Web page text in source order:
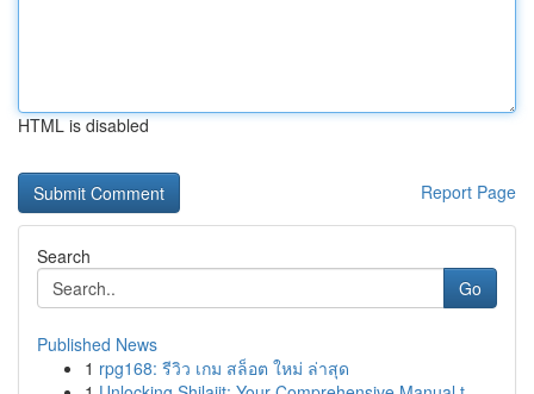
HTML is disabled
Report Page
Search
Go
Published News
1 rpg168: รีวิว เกม สล็อต ใหม่ ล่าสุด